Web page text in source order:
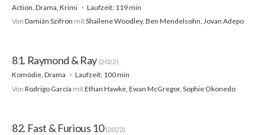
Action, Drama, Krimi
Laufzeit: 119 min
Von Damián Szifron mitShailene Woodley, Ben Mendelsohn, Jovan Adepo
81. Raymond & Ray (2022)
Komödie, Drama
Laufzeit: 100 min
Von Rodrigo García mitEthan Hawke, Ewan McGregor, Sophie Okonedo
82. Fast & Furious 10(2022)